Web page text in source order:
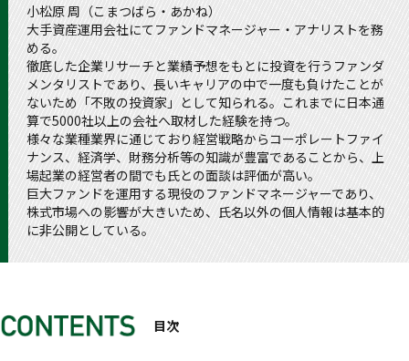
小松原 周（こまつばら・あかね）
大手資産運用会社にてファンドマネージャー・アナリストを務
める。
徹底した企業リサーチと業績予想をもとに投資を行うファンダ
メンタリストであり、長いキャリアの中で一度も負けたことが
ないため「不敗の投資家」として知られる。これまでに日本通
算で5000社以上の会社へ取材した経験を持つ。
様々な業種業界に通じており経営戦略からコーポレートファイ
ナンス、経済学、財務分析等の知識が豊富であることから、上
場起業の経営者の間でも氏との面談は評価が高い。
巨大ファンドを運用する現役のファンドマネージャーであり、
株式市場への影響が大きいため、氏名以外の個人情報は基本的
に非公開としている。
目次